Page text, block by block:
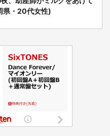
県・20代女性)